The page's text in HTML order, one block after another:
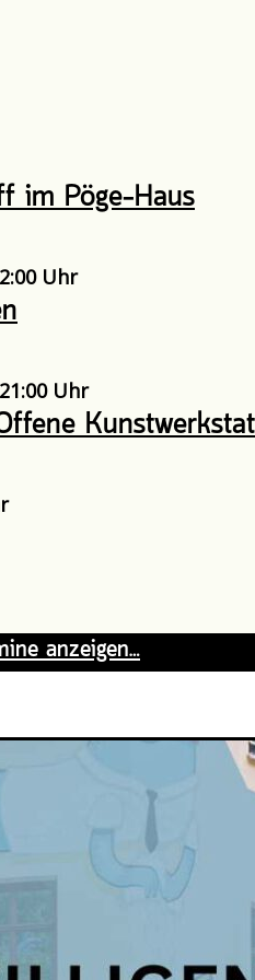
im Pöge-Haus
Uhr
Uhr
im Pöge-Haus
Uhr
Markt
Uhr
im eigenen